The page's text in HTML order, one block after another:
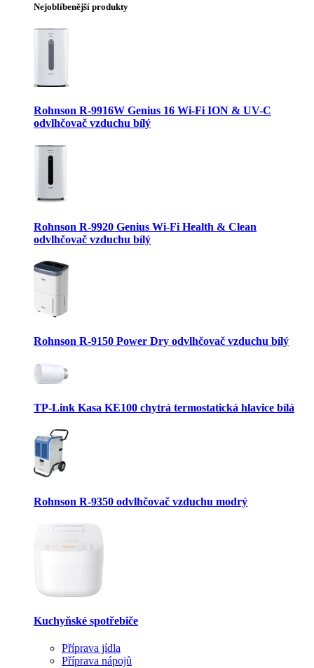
Nejoblíbenější produkty
Rohnson R-9916W Genius 16 Wi-Fi ION & UV-C
odvlhčovač vzduchu bílý
Rohnson R-9920 Genius Wi-Fi Health & Clean
odvlhčovač vzduchu bílý
Rohnson R-9150 Power Dry odvlhčovač vzduchu bílý
TP-Link Kasa KE100 chytrá termostatická hlavice bílá
Rohnson R-9350 odvlhčovač vzduchu modrý
Kuchyňské spotřebiče
Příprava jídla
Příprava nápojů